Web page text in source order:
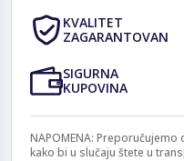
KVALITET
ZAGARANTOVAN
SIGURNA
KUPOVINA
NAPOMENA:
kako bi u slučaju štete u